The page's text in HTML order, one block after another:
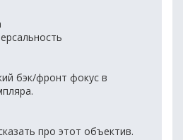
бэк/фронт фокус в
про этот объектив.